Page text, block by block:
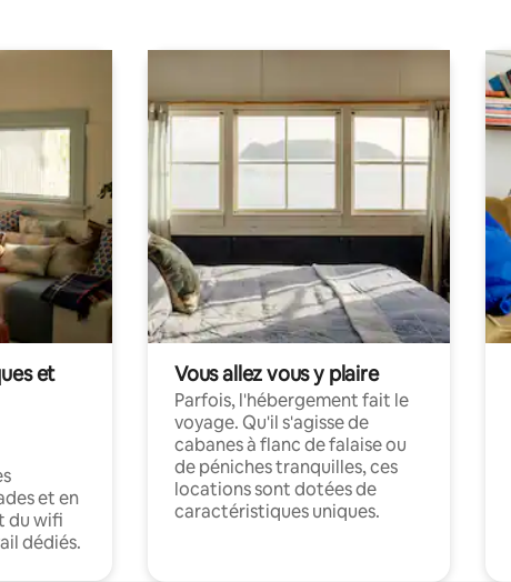
et
et en
du wifi
dédiés.
Vous allez vous y plaire
Parfois, l'hébergement fait le
voyage. Qu'il s'agisse de
cabanes à flanc de falaise ou
de péniches tranquilles, ces
locations sont dotées de
caractéristiques uniques.